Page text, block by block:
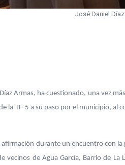
José Daniel
Armas, ha cuestionado, una vez
la TF-5 a su paso por el municipio,
durante un encuentro con
vecinos de Agua García, Barrio de